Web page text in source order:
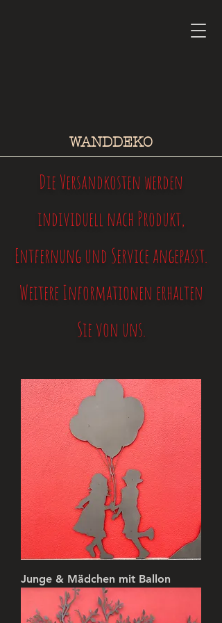
WANDDEKO
Die Versandkosten werden
individuell nach Produkt,
Entfernung und Service angepasst.
Weitere Informationen erhalten
Sie von uns.
Junge & Mädchen mit Ballon